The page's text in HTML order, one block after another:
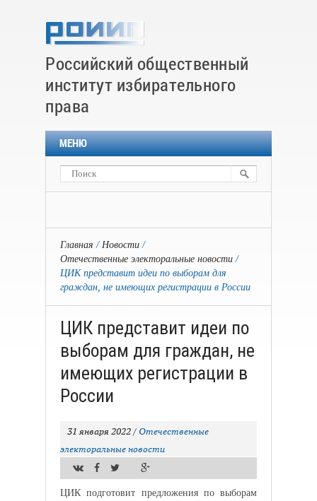
Российский общественный
институт избирательного
права
МЕНЮ
Главная
Новости
Отечественные электоральные новости
ЦИК представит идеи по выборам для
граждан, не имеющих регистрации в России
ЦИК представит идеи по
выборам для граждан, не
имеющих регистрации в
России
31 января 2022 / Отечественные
электоральные новости
ЦИК подготовит предложения по выборам